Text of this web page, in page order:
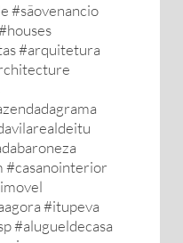
#sãovenancio
#arquitetura
#casanointerior
#itupeva
#alugueldecasa